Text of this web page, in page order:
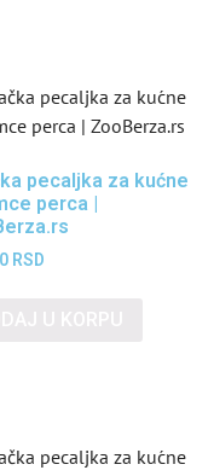
pecaljka za kućne
perca |
RSD